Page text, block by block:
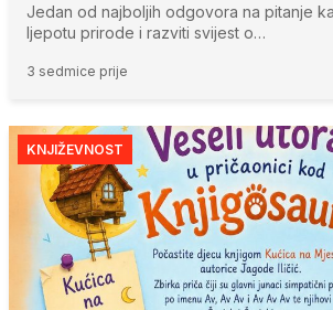
Jedan od najboljih odgovora na pitanje
ljepotu prirode i razviti svijest o…
3 sedmice prije
KNJIŽEVNOST